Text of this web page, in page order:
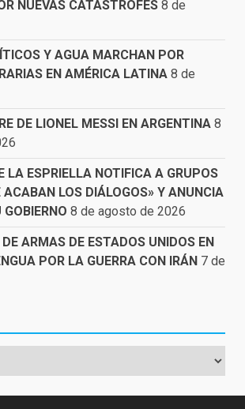
NUEVAS CATÁSTROFES 8 de
Y AGUA MARCHAN POR
EN AMÉRICA LATINA 8 de
DE LIONEL MESSI EN ARGENTINA 8
LA ESPRIELLA NOTIFICA A GRUPOS
LOS DIÁLOGOS» Y ANUNCIA
8 de agosto de 2026
ARMAS DE ESTADOS UNIDOS EN
POR LA GUERRA CON IRÁN 7 de